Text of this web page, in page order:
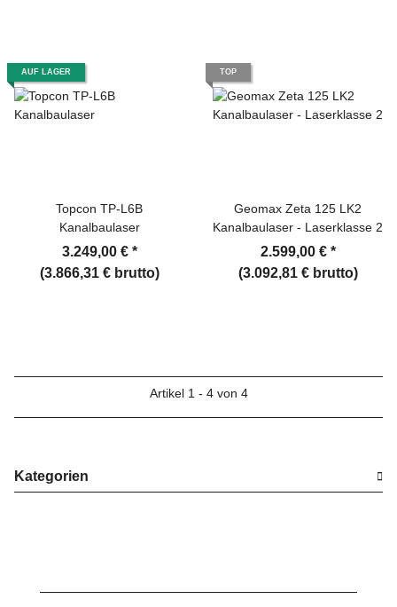
AUF LAGER
Topcon TP-L6B
Kanalbaulaser
3.249,00 € *
(3.866,31 € brutto)
TOP
Geomax Zeta 125 LK2
Kanalbaulaser - Laserklasse 2
2.599,00 € *
(3.092,81 € brutto)
Artikel 1 - 4 von 4
Kategorien